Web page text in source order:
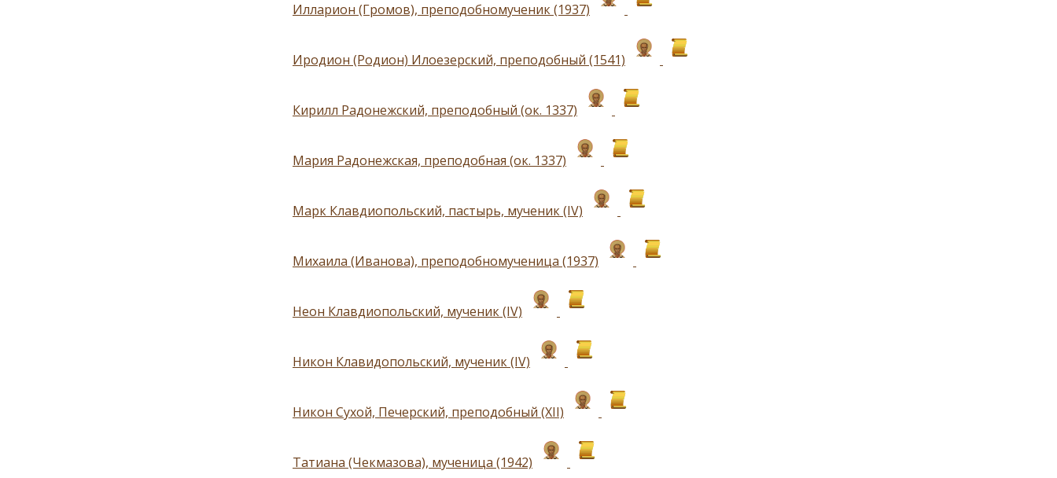
Илларион (Громов), преподобномученик (1937)
Иродион (Родион) Илоезерский, преподобный (1541)
Кирилл Радонежский, преподобный (ок. 1337)
Мария Радонежская, преподобная (ок. 1337)
Марк Клавдиопольский, пастырь, мученик (IV)
Михаила (Иванова), преподобномученица (1937)
Неон Клавдиопольский, мученик (IV)
Никон Клавидопольский, мученик (IV)
Никон Сухой, Печерский, преподобный (ХII)
Татиана (Чекмазова), мученица (1942)